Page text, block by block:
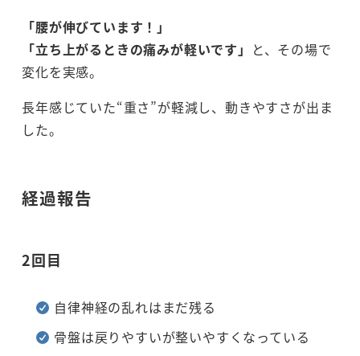
「腰が伸びています！」
「立ち上がるときの痛みが軽いです」 と、その場で
変化を実感。
長年感じていた“重さ”が軽減し、動きやすさが出ま
した。
経過報告
2回目
自律神経の乱れはまだ残る
骨盤は戻りやすいが整いやすくなっている